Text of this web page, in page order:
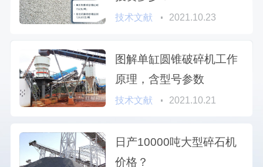
技术文献 2021.10.23
图解单缸圆锥破碎机工作
原理，含型号参数
技术文献 2021.10.21
日产10000吨大型碎石机
价格？